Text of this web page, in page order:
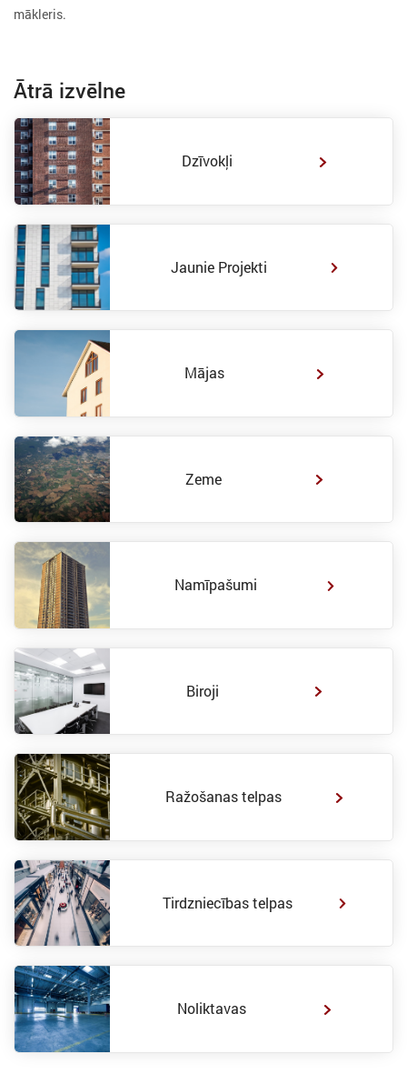
mākleris.
Ātrā izvēlne
Dzīvokļi
Jaunie Projekti
Mājas
Zeme
Namīpašumi
Biroji
Ražošanas telpas
Tirdzniecības telpas
Noliktavas